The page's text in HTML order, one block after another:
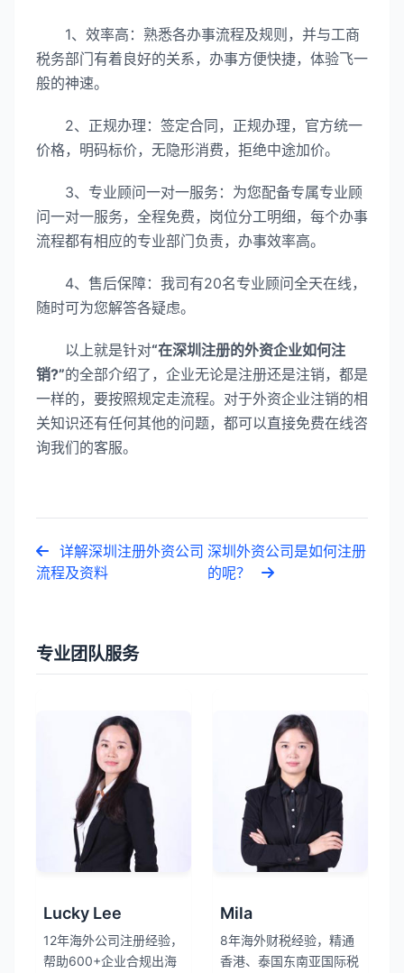
1、效率高：熟悉各办事流程及规则，并与工商
税务部门有着良好的关系，办事方便快捷，体验飞一
般的神速。
2、正规办理：签定合同，正规办理，官方统一
价格，明码标价，无隐形消费，拒绝中途加价。
3、专业顾问一对一服务：为您配备专属专业顾
问一对一服务，全程免费，岗位分工明细，每个办事
流程都有相应的专业部门负责，办事效率高。
4、售后保障：我司有20名专业顾问全天在线，
随时可为您解答各疑虑。
以上就是针对“在深圳注册的外资企业如何注
销?”的全部介绍了，企业无论是注册还是注销，都是
一样的，要按照规定走流程。对于外资企业注销的相
关知识还有任何其他的问题，都可以直接免费在线咨
询我们的客服。
详解深圳注册外资公司
流程及资料
深圳外资公司是如何注册
的呢？
专业团队服务
Lucky Lee
12年海外公司注册经验，
帮助600+企业合规出海
Mila
8年海外财税经验，精通
香港、泰国东南亚国际税